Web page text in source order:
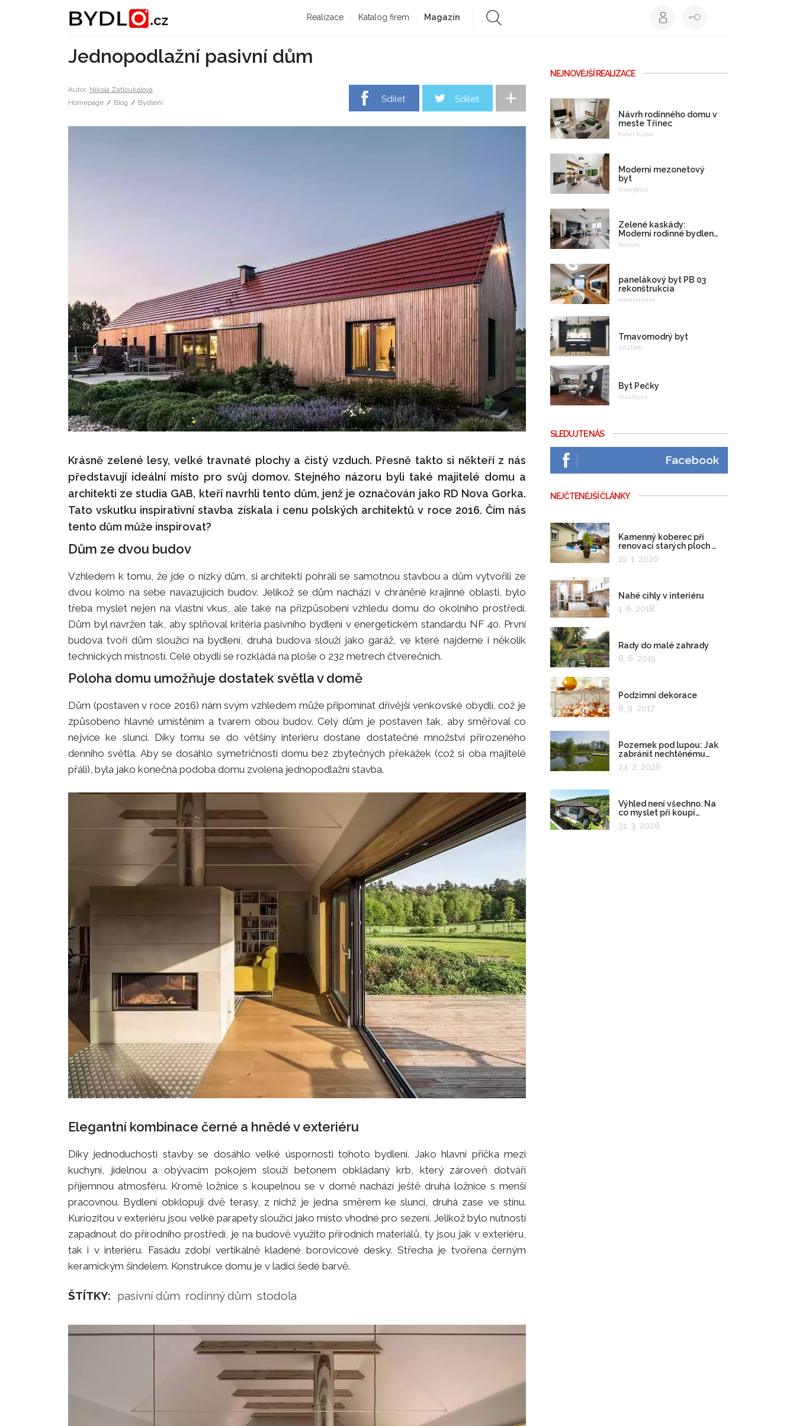
Realizace Katalog firem Magazín
Jednopodlažní pasivní dům
Autor: Nikola Zatloukalová
Homepage / Blog / Bydlení Sdílet Sdílet +
Krásně zelené lesy, velké travnaté plochy a čistý vzduch. Přesně takto si někteří z nás
představují ideální místo pro svůj domov. Stejného názoru byli také majitelé domu a
architekti ze studia GAB, kteří navrhli tento dům, jenž je označován jako RD Nova Gorka.
Tato vskutku inspirativní stavba získala i cenu polských architektů v roce 2016. Čím nás
tento dům může inspirovat?
Dům ze dvou budov
Vzhledem k tomu, že jde o nízký dům, si architekti pohráli se samotnou stavbou a dům vytvořili ze
dvou kolmo na sebe navazujících budov. Jelikož se dům nachází v chráněné krajinné oblasti, bylo
třeba myslet nejen na vlastní vkus, ale také na přizpůsobení vzhledu domu do okolního prostředí.
Dům byl navržen tak, aby splňoval kritéria pasivního bydlení v energetickém standardu NF 40. První
budova tvoří dům sloužící na bydlení, druhá budova slouží jako garáž, ve které najdeme i několik
technických místností. Celé obydlí se rozkládá na ploše o 232 metrech čtverečních.
Poloha domu umožňuje dostatek světla v domě
Dům (postaven v roce 2016) nám svým vzhledem může připomínat dřívější venkovské obydlí, což je
způsobeno hlavně umístěním a tvarem obou budov. Celý dům je postaven tak, aby směřoval co
nejvíce ke slunci. Díky tomu se do většiny interiéru dostane dostatečné množství přirozeného
denního světla. Aby se dosáhlo symetričnosti domu bez zbytečných překážek (což si oba majitelé
přáli), byla jako konečná podoba domu zvolena jednopodlažní stavba.
Elegantní kombinace černé a hnědé v exteriéru
Díky jednoduchosti stavby se dosáhlo velké úspornosti tohoto bydlení. Jako hlavní příčka mezi
kuchyní, jídelnou a obývacím pokojem slouží betonem obkládaný krb, který zároveň dotváří
příjemnou atmosféru. Kromě ložnice s koupelnou se v domě nachází ještě druhá ložnice s menší
pracovnou. Bydlení obklopují dvě terasy, z nichž je jedna směrem ke slunci, druhá zase ve stínu.
Kuriozitou v exteriéru jsou velké parapety sloužící jako místo vhodné pro sezení. Jelikož bylo nutností
zapadnout do přírodního prostředí, je na budově využito přírodních materiálů, ty jsou jak v exteriéru,
tak i v interiéru. Fasádu zdobí vertikálně kladené borovicové desky. Střecha je tvořena černým
keramickým šindelem. Konstrukce domu je v ladící šedé barvě.
ŠTÍTKY: pasivní dům rodinný dům stodola
NEJNOVĚJŠÍ REALIZACE
Návrh rodinného domu v
meste Třinec
Peter Kubík
Moderní mezonetový
byt
Scan360.cz
Zelené kaskády:
Moderní rodinné bydlení
na celý život
Bonami
panelákový byt PB 03
rekonštrukcia
arkonatelier
Tmavomodrý byt
ZAZDMI
Byt Pečky
Vizality.cz
SLEDUJTE NÁS
Facebook
NEJČTENĚJŠÍ ČLÁNKY
Kamenný koberec při
renovaci starých ploch a
kolem bazénu
19. 1. 2020
Nahé cihly v interiéru
1. 6. 2018
Rady do malé zahrady
8. 6. 2019
Podzimní dekorace
8. 9. 2017
Pozemek pod lupou: Jak
zabránit nechtěnému
zadržování vody
24. 2. 2026
Výhled není všechno. Na
co myslet při koupi
pozemku?
31. 3. 2026